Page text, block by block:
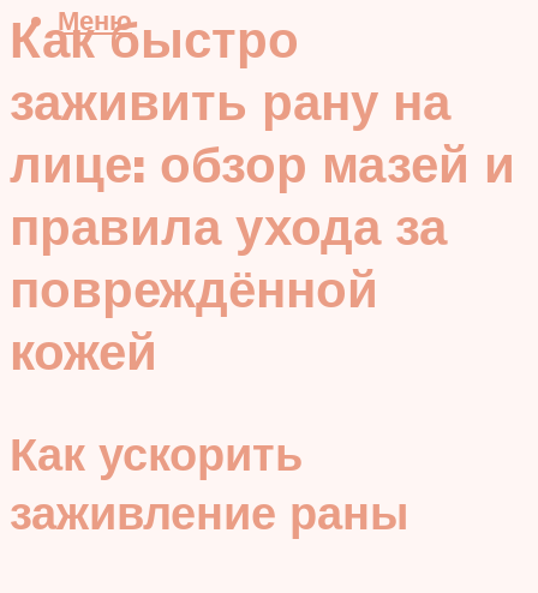
Меню
Как быстро
заживить рану на
лице: обзор мазей и
правила ухода за
повреждённой
кожей
Как ускорить
заживление раны